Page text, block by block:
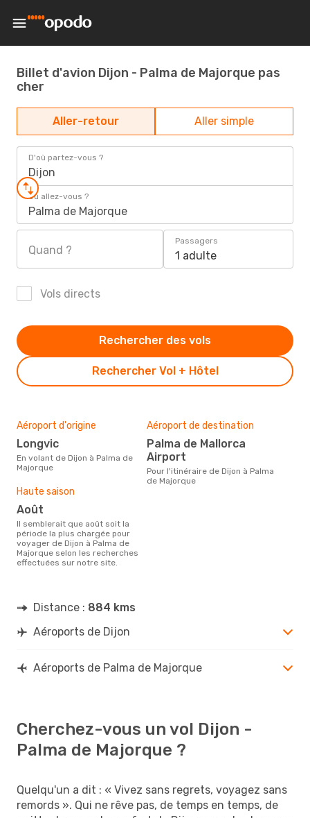
Billet d'avion Dijon - Palma de Majorque pas
cher
Aller-retour Aller simple
D'où partez-vous ?
Dijon
Où allez-vous ?
Palma de Majorque
Quand ?
Passagers
1 adulte
Vols directs
Rechercher Vol + Hôtel
Rechercher des vols
Aéroport d'origine
Longvic
En volant de Dijon à Palma de
Majorque
Aéroport de destination
Palma de Mallorca
Airport
Pour l'itinéraire de Dijon à Palma
de Majorque
Haute saison
août
Il semblerait que août soit la
période la plus chargée pour
voyager de Dijon à Palma de
Majorque selon les recherches
effectuées sur notre site.
Distance : 884 kms
Aéroports de Dijon
Aéroports de Palma de Majorque
Cherchez-vous un vol Dijon -
Palma de Majorque ?
Quelqu'un a dit : « Vivez sans regrets, voyagez sans
remords ». Qui ne rêve pas, de temps en temps, de